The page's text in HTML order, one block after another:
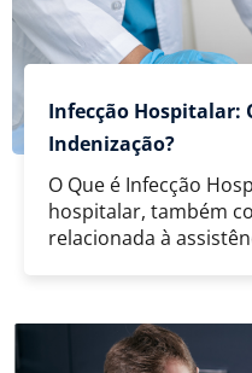
Infecção Hospitalar:
Indenização?
O Que é Infecção
hospitalar, também
relacionada à